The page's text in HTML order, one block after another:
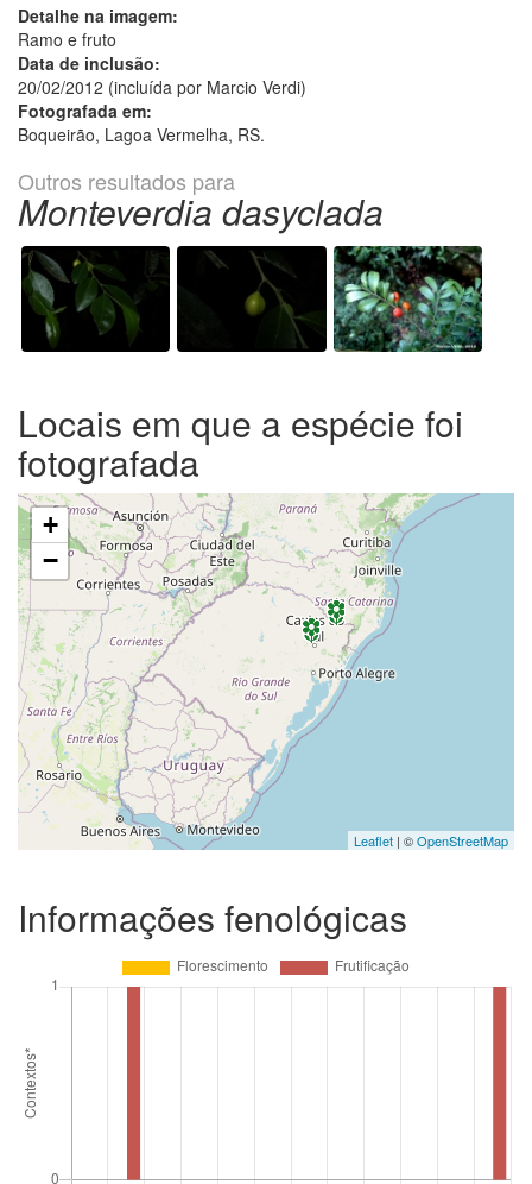
Detalhe na imagem:
Ramo e fruto
Data de inclusão:
20/02/2012 (incluída por Marcio Verdi)
Fotografada em:
Boqueirão, Lagoa Vermelha, RS.
Outros resultados para
Monteverdia dasyclada
Locais em que a espécie foi
fotografada
+
−
Leaflet | ©OpenStreetMap
Informações fenológicas